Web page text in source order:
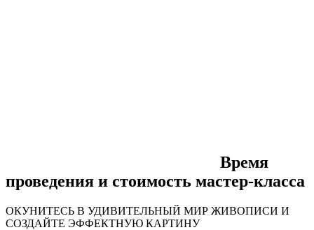
Время
проведения и стоимость мастер-класса
ОКУНИТЕСЬ В УДИВИТЕЛЬНЫЙ МИР ЖИВОПИСИ И
СОЗДАЙТЕ ЭФФЕКТНУЮ КАРТИНУ